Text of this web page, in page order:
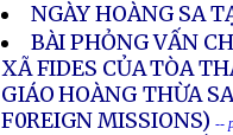
NGÀY HOÀNG SA
BÀI PHỎNG VẤN
XÃ FIDES CỦA TÒA
GIÁO HOÀNG THỪA
F0REIGN MISSIONS)--